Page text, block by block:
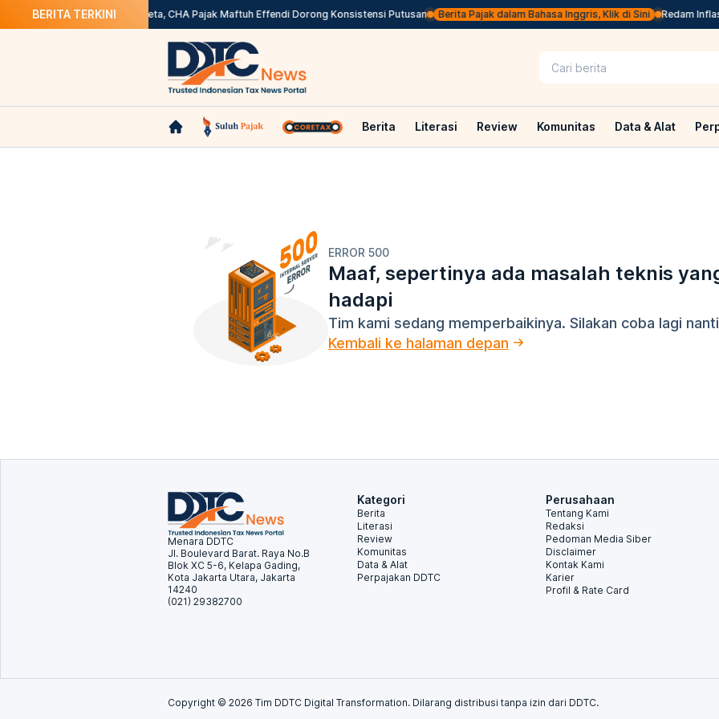
BERITA TERKINI
ASN Daerah Tekan Sengketa, CHA Pajak Maftuh Effendi Dorong Konsistensi Putusan Berita Pajak dalam Bahasa Inggris, Klik di Sini Redam Inflasi
Berita Literasi Review Komunitas Data & Alat
ERROR 500
Maaf, sepertinya ada masalah teknis
hadapi
Tim kami sedang memperbaikinya. Silakan coba lagi
Kembali ke halaman depan
Menara DDTC
Jl. Boulevard Barat. Raya No.B
Blok XC 5-6, Kelapa Gading,
Kota Jakarta Utara, Jakarta
14240
(021) 29382700
Kategori
Berita
Literasi
Review
Komunitas
Data & Alat
Perpajakan DDTC
Perusahaan
Tentang Kami
Redaksi
Pedoman Media Siber
Disclaimer
Kontak Kami
Karier
Profil & Rate Card
Copyright © 2026 Tim DDTC Digital Transformation. Dilarang distribusi tanpa izin dari DDTC.